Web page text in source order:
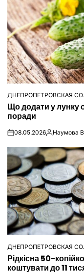
ОПУБЛІКУВАТИ
У
ДНЕПРОПЕТРОВСКАЯ
Що додати у лунку
поради
on08.05.2026 Наумова
ОПУБЛІКУВАТИ
У
ДНЕПРОПЕТРОВСКАЯ
Рідкісна 50-
коштувати до 11